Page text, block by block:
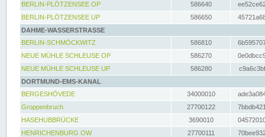
BERLIN-PLÖTZENSEE OP
586640
BERLIN-PLÖTZENSEE UP
586650
DAHME-WASSERSTRASSE
BERLIN-SCHMÖCKWITZ
586810
NEUE MÜHLE SCHLEUSE OP
586270
NEUE MÜHLE SCHLEUSE UP
586280
DORTMUND-EMS-KANAL
BERGESHÖVEDE
34000010
Groppenbruch
27700122
HASEHUBBRÜCKE
3690010
HENRICHENBURG OW
27700111